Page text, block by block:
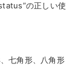
の正しい使
七角形、八角形